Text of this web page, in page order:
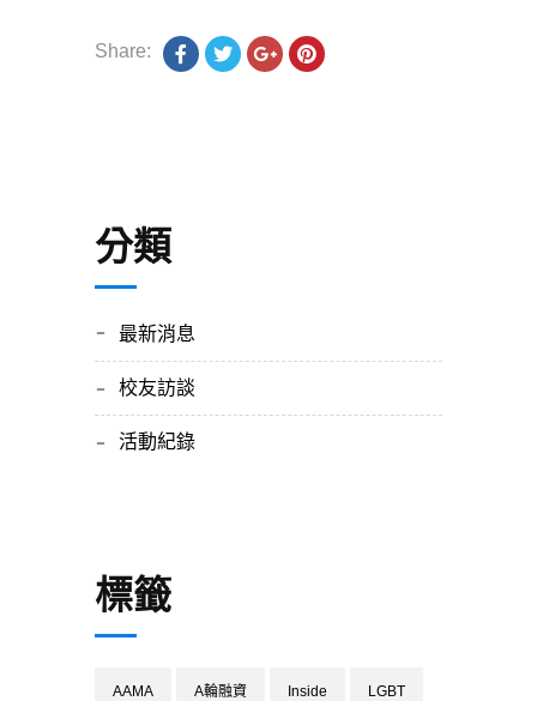
Share:
分類
最新消息
校友訪談
活動紀錄
標籤
AAMA A輪融資 Inside LGBT